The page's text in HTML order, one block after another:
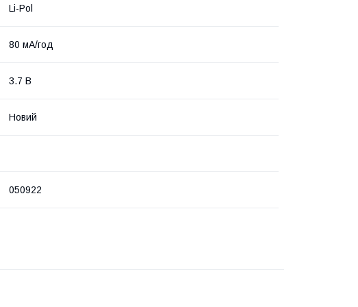
Li-Pol
80 мА/год
3.7 В
Новий
050922